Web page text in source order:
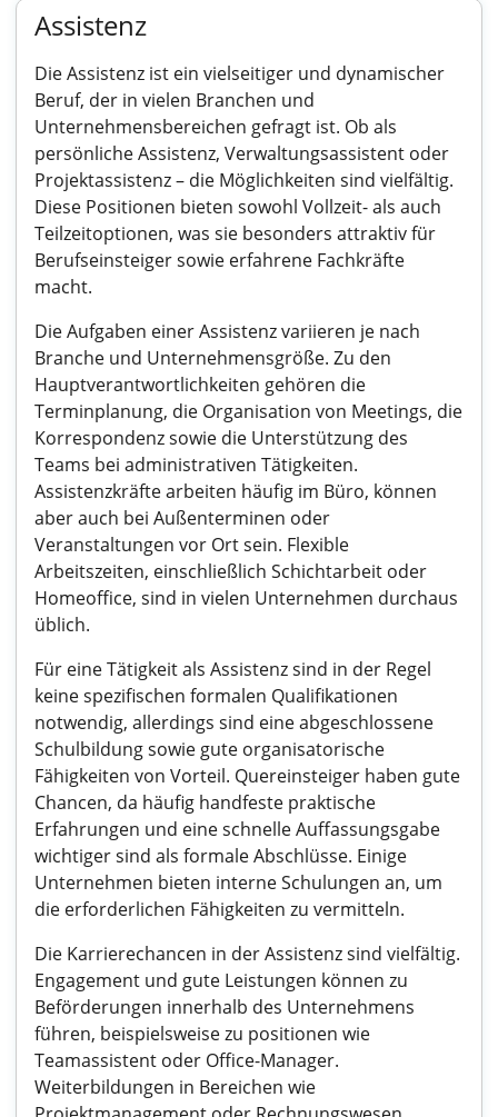
Assistenz
Die Assistenz ist ein vielseitiger und dynamischer
Beruf, der in vielen Branchen und
Unternehmensbereichen gefragt ist. Ob als
persönliche Assistenz, Verwaltungsassistent oder
Projektassistenz – die Möglichkeiten sind vielfältig.
Diese Positionen bieten sowohl Vollzeit- als auch
Teilzeitoptionen, was sie besonders attraktiv für
Berufseinsteiger sowie erfahrene Fachkräfte
macht.
Die Aufgaben einer Assistenz variieren je nach
Branche und Unternehmensgröße. Zu den
Hauptverantwortlichkeiten gehören die
Terminplanung, die Organisation von Meetings, die
Korrespondenz sowie die Unterstützung des
Teams bei administrativen Tätigkeiten.
Assistenzkräfte arbeiten häufig im Büro, können
aber auch bei Außenterminen oder
Veranstaltungen vor Ort sein. Flexible
Arbeitszeiten, einschließlich Schichtarbeit oder
Homeoffice, sind in vielen Unternehmen durchaus
üblich.
Für eine Tätigkeit als Assistenz sind in der Regel
keine spezifischen formalen Qualifikationen
notwendig, allerdings sind eine abgeschlossene
Schulbildung sowie gute organisatorische
Fähigkeiten von Vorteil. Quereinsteiger haben gute
Chancen, da häufig handfeste praktische
Erfahrungen und eine schnelle Auffassungsgabe
wichtiger sind als formale Abschlüsse. Einige
Unternehmen bieten interne Schulungen an, um
die erforderlichen Fähigkeiten zu vermitteln.
Die Karrierechancen in der Assistenz sind vielfältig.
Engagement und gute Leistungen können zu
Beförderungen innerhalb des Unternehmens
führen, beispielsweise zu positionen wie
Teamassistent oder Office-Manager.
Weiterbildungen in Bereichen wie